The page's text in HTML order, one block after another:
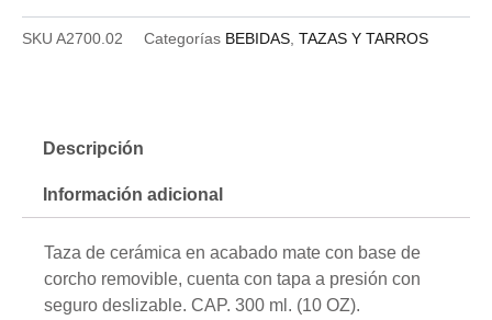
SKU A2700.02 Categorías BEBIDAS TAZAS Y TARROS
Descripción
Información adicional
Taza de cerámica en acabado mate con base de
corcho removible, cuenta con tapa a presión con
seguro deslizable. CAP. 300 ml. (10 OZ).